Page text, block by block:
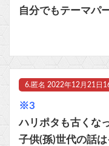
自分でもテーマパ
6. 匿名 2022年12月21日
※3
ハリポタも古くな
子供(孫)世代の話